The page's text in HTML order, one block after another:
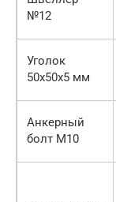
№12
Уголок
50х50х5 мм
Анкерный
болт М10